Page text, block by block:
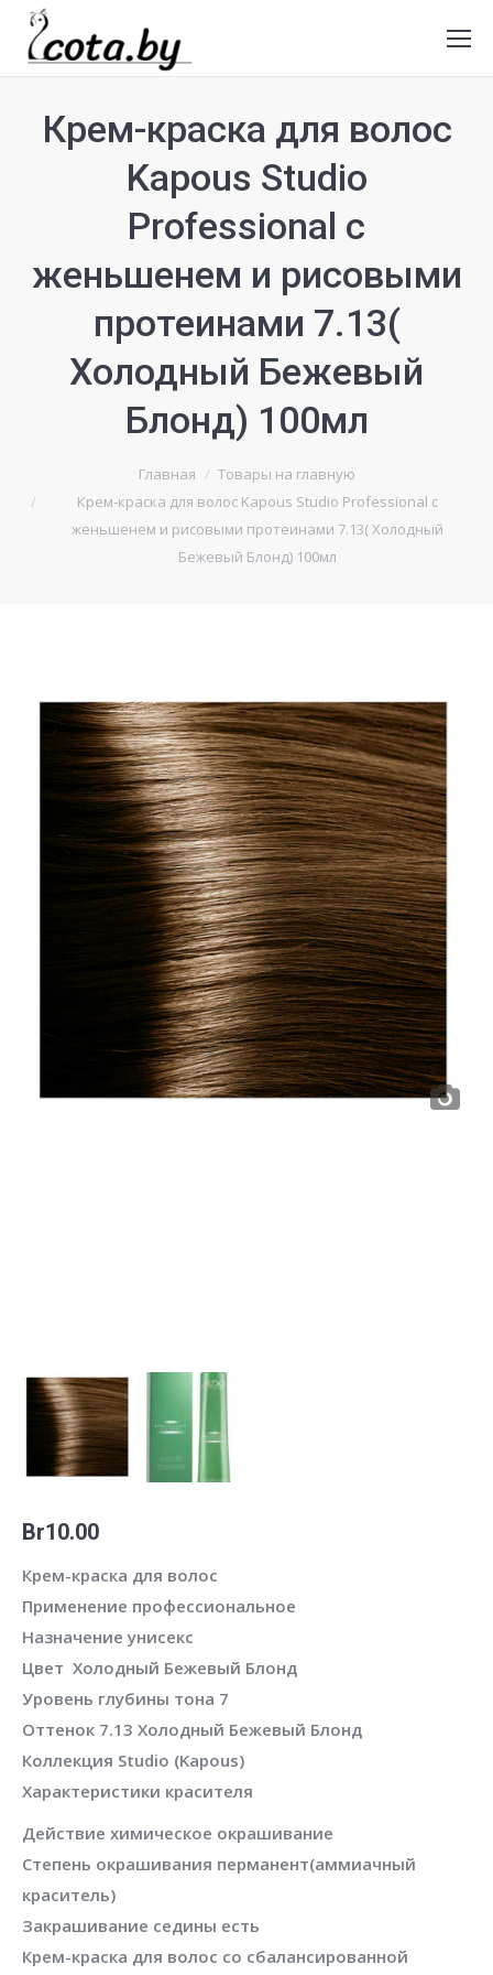
Крем-краска для волос
Kapous Studio
Professional с
женьшенем и рисовыми
протеинами 7.13(
Холодный Бежевый
Блонд) 100мл
Главная
Товары на главную
Крем-краска для волос Kapous Studio Professional с
женьшенем и рисовыми протеинами 7.13( Холодный
Бежевый Блонд) 100мл
Br10.00
Крем-краска для волос
Применение профессиональное
Назначение унисекс
Цвет Холодный Бежевый Блонд
Уровень глубины тона 7
Оттенок 7.13 Холодный Бежевый Блонд
Коллекция Studio (Kapous)
Характеристики красителя
Действие химическое окрашивание
Степень окрашивания перманент(аммиачный
краситель)
Закрашивание седины есть
Крем-краска для волос со сбалансированной